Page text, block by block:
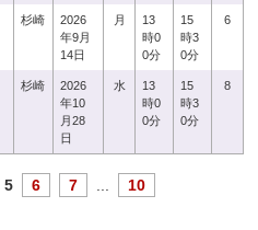
杉崎
2026
年9月
14日
月
13
時0
0分
15
時3
0分
6
杉崎
2026
年10
月28
日
水
13
時0
0分
15
時3
0分
8
5 6 7 10